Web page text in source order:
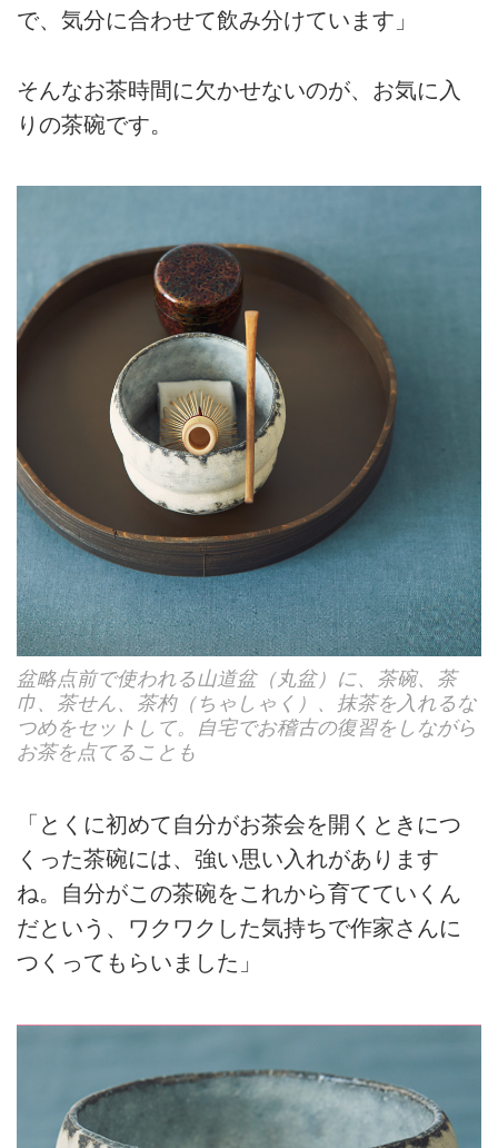
で、気分に合わせて飲み分けています」
そんなお茶時間に欠かせないのが、お気に入
りの茶碗です。
盆略点前で使われる山道盆（丸盆）に、茶碗、茶
巾、茶せん、茶杓（ちゃしゃく）、抹茶を入れるな
つめをセットして。自宅でお稽古の復習をしながら
お茶を点てることも
「とくに初めて自分がお茶会を開くときにつ
くった茶碗には、強い思い入れがあります
ね。自分がこの茶碗をこれから育てていくん
だという、ワクワクした気持ちで作家さんに
つくってもらいました」